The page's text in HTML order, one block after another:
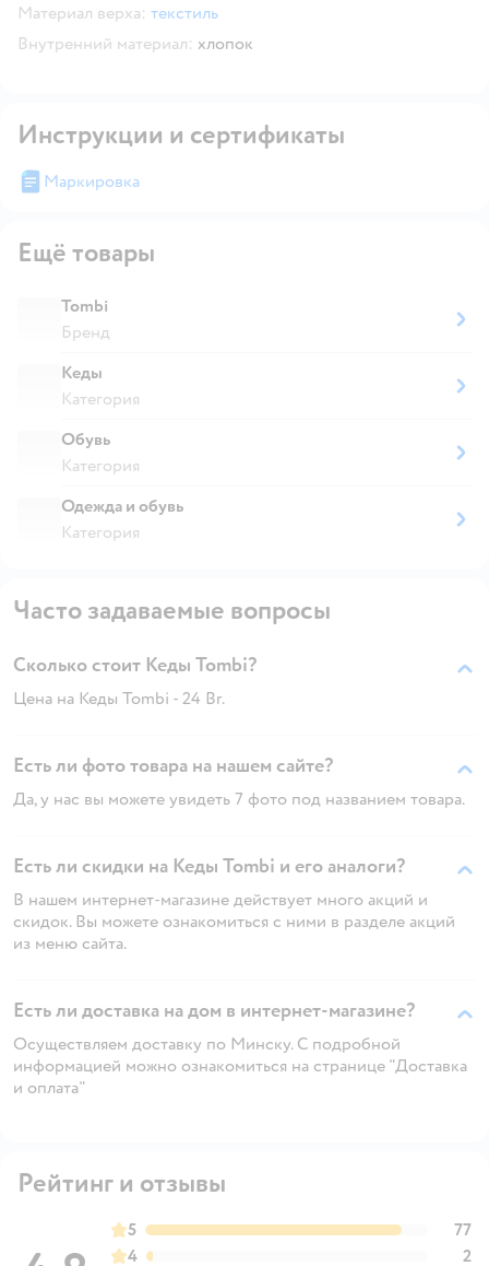
Материал верха: текстиль
Внутренний материал: хлопок
Инструкции и сертификаты
Маркировка
Ещё товары
Tombi
Бренд
Кеды
Категория
Обувь
Категория
Одежда и обувь
Категория
Часто задаваемые вопросы
Сколько стоит Кеды Tombi?
Цена на Кеды Tombi - 24 Br.
Есть ли фото товара на нашем сайте?
Да, у нас вы можете увидеть 7 фото под названием товара.
Есть ли скидки на Кеды Tombi и его аналоги?
В нашем интернет-магазине действует много акций и
скидок. Вы можете ознакомиться с ними в разделе акций
из меню сайта.
Есть ли доставка на дом в интернет-магазине?
Осуществляем доставку по Минску. С подробной
информацией можно ознакомиться на странице "Доставка
и оплата"
Рейтинг и отзывы
5
77
4
2